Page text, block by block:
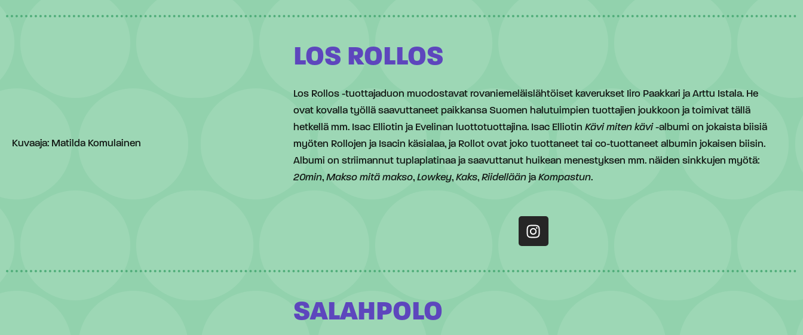
Kuvaaja: Matilda Komulainen
LOS ROLLOS
Los Rollos -tuottajaduon muodostavat rovaniemeläislähtöiset kaverukset Iiro Paakkari ja Arttu Istala. He
ovat kovalla työllä saavuttaneet paikkansa Suomen halutuimpien tuottajien joukkoon ja toimivat tällä
hetkellä mm. Isac Elliotin ja Evelinan luottotuottajina. Isac ElliotinKävi miten kävi-albumi on jokaista biisiä
myöten Rollojen ja Isacin käsialaa, ja Rollot ovat joko tuottaneet tai co-tuottaneet albumin jokaisen biisin.
Albumi on striimannut tuplaplatinaa ja saavuttanut huikean menestyksen mm. näiden sinkkujen myötä:
20min,Makso mitä makso,Lowkey,Kaks,Riidellään jaKompastun.
SALAHPOLO